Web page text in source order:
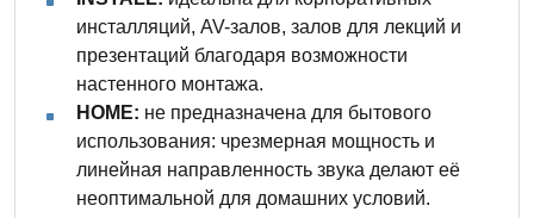
инсталляций, AV-залов, залов для лекций и
презентаций благодаря возможности
настенного монтажа.
HOME: не предназначена для бытового
использования: чрезмерная мощность и
линейная направленность звука делают её
неоптимальной для домашних условий.